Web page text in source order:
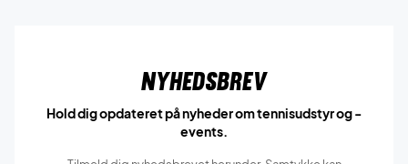
Nyhedsbrev
Hold dig opdateret på nyheder om tennisudstyr og -
events.